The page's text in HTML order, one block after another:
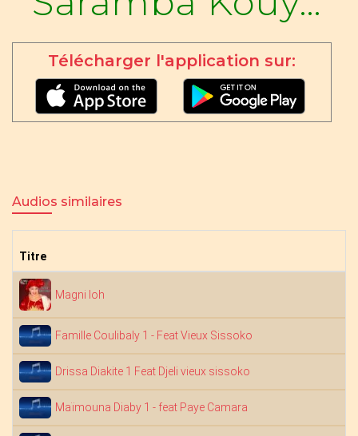
Télécharger l'application sur:
Audios similaires
Titre
Magni loh
Famille Coulibaly 1 - Feat Vieux Sissoko
Drissa Diakite 1 Feat Djeli vieux sissoko
Maïmouna Diaby 1 - feat Paye Camara